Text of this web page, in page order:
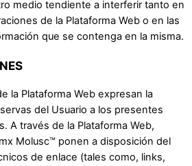
medio tendiente a interferir tanto en
de la Plataforma Web o en las
que se contenga en la misma.
la Plataforma Web expresan la
del Usuario a los presentes
A través de la Plataforma Web,
Molusc™ ponen a disposición del
de enlace (tales como, links,